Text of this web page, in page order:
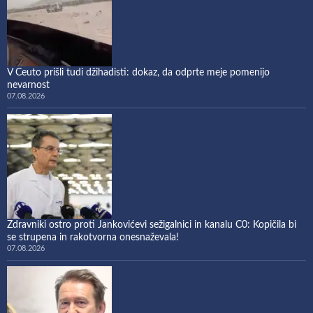
V Ceuto prišli tudi džihadisti: dokaz, da odprte meje pomenijo
nevarnost
07.08.2026
Zdravniki ostro proti Jankovićevi sežigalnici in kanalu C0: Kopičila bi
se strupena in rakotvorna onesnaževala!
07.08.2026